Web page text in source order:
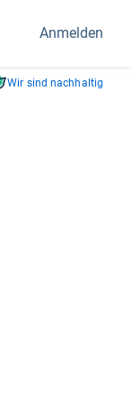
Anmelden
Wir sind nachhaltig